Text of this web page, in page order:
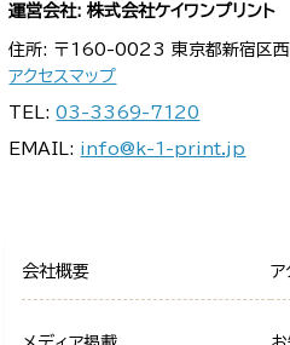
運営会社: 株式会社ケイワンプリント
住所: 〒160-0023 東京都新宿区
アクセスマップ
TEL:03-3369-7120
EMAIL: info@k-1-print.jp
会社概要 ア